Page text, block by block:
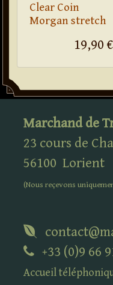
Clear Coin
Morgan stretch
19,90 €
Marchand de
23 cours de
56100 Lorient
(Nous reçevons
+33 (0)9 66
Accueil